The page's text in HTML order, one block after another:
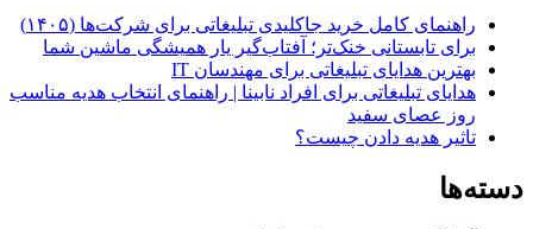
راهنمای کامل خرید جاکلیدی تبلیغاتی برای شرکت‌ها (۱۴۰۵)
برای تابستانی خنک‌تر؛ آفتاب‌گیر یار همیشگی ماشین شما
بهترین هدایای تبلیغاتی برای مهندسان IT
هدایای تبلیغاتی برای افراد نابینا | راهنمای انتخاب هدیه مناسب
روز عصای سفید
تاثیر هدیه دادن چیست؟
دسته‌ها